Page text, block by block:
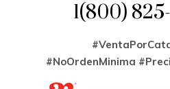
1(800)
#NoOrdenMinima